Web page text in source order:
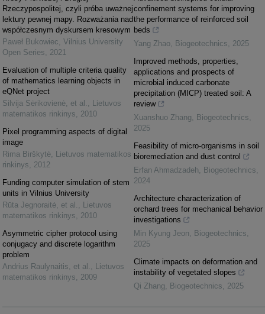
Rzeczypospolitej, czyli próba uważnej
lektury pewnej mapy. Rozważania nad
współczesnym dyskursem kresowym
Paweł Bukowiec, Vilnius University
Open Series, 2021
Evaluation of multiple criteria quality
of mathematics learning objects in
eQNet project
Silvija Sėrikovienė, et al. , Lietuvos
matematikos rinkinys, 2010
Pixel programming aspects of digital
image
Rima Birškytė, Lietuvos matematikos
rinkinys, 2012
Funding computer simulation of stem
units in Vilnius University
Rūta Jegnoraitė, et al. , Lietuvos
matematikos rinkinys, 2010
Asymmetric cipher protocol using
conjugacy and discrete logarithm
problem
Andrius Raulynaitis, et al. , Lietuvos
matematikos rinkinys, 2009
confinement systems for improving
the performance of reinforced soil
beds
Yang Zhao, Biogeotechnics, 2025
Improved methods, properties,
applications and prospects of
microbial induced carbonate
precipitation (MICP) treated soil: A
review
Xuanshuo Zhang, Biogeotechnics,
2025
Feasibility of micro-organisms in soil
bioremediation and dust control
Erfan Ahmadzadeh, Biogeotechnics,
2024
Architecture characterization of
orchard trees for mechanical behavior
investigations
Min Kyung Jeon, Biogeotechnics,
2025
Climate impacts on deformation and
instability of vegetated slopes
Qi Zhang, Biogeotechnics, 2025